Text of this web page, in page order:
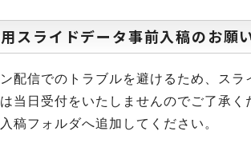
スライドデータ事前入稿のお願
配信でのトラブルを避けるため、ス
当日受付をいたしませんのでご了承く
稿フォルダへ追加してください。